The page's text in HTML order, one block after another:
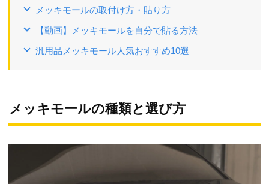
メッキモールの取付け方・貼り方
【動画】メッキモールを自分で貼る方法
汎用品メッキモール人気おすすめ10選
メッキモールの種類と選び方